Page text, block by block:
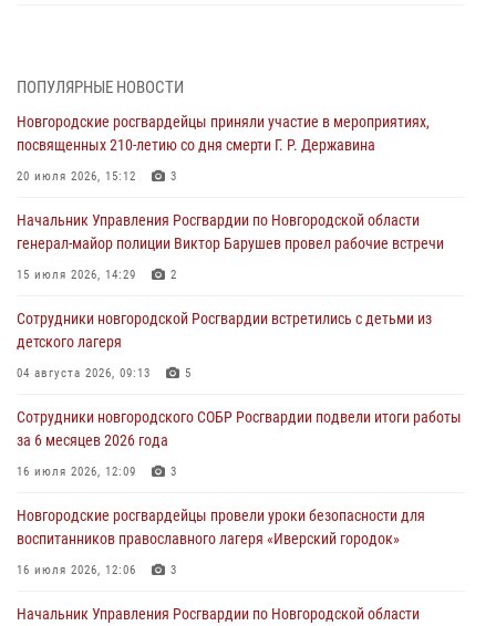
Телесюжет в программе "Вести. Великий Новгород" (ГТРК "Славия")
от 05 июля 2026 года. Росгвардейцы принимают участие в приемке
05 августа 2026, 10:21 1
Телесюжет в программе "Новгородское областное телевидение.
участие в приемке образовательных учреждений к новому году.
05 августа 2026, 10:19
первенстве в Чемпионате Северо-Западного округа Росгвардии по
спортивному самбо
04 августа 2026, 11:42
Сотрудники новгородской Росгвардии встретились с детьми из
детского лагеря
04 августа 2026, 09:13
ПОПУЛЯРНЫЕ НОВОСТИ
Новгородские росгвардейцы приняли участие в мероприятиях,
посвященных 210-летию со дня смерти Г. Р. Державина
20 июля 2026, 15:12 3
Начальник Управления Росгвардии по Новгородской области
генерал-майор полиции Виктор Барушев провел рабочие встречи
15 июля 2026, 14:29 2
Сотрудники новгородской Росгвардии встретились с детьми из
детского лагеря
04 августа 2026, 09:13 5
Сотрудники новгородского СОБР Росгвардии подвели итоги работы
за 6 месяцев 2026 года
16 июля 2026, 12:09 3
Новгородские росгвардейцы провели уроки безопасности для
воспитанников православного лагеря «Иверский городок»
16 июля 2026, 12:06 3
Начальник Управления Росгвардии по Новгородской области